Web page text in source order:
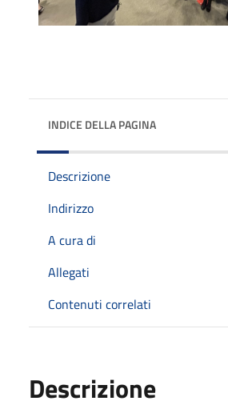
INDICE DELLA PAGINA
Descrizione
Indirizzo
A cura di
Allegati
Contenuti correlati
Descrizione